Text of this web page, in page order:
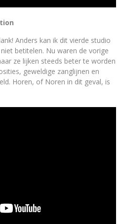
Anders kan ik dit vierde studio
betitelen. Nu waren de vorige
ze lijken steeds beter te worden
geweldige zanglijnen en
Horen, of Noren in dit geval, is